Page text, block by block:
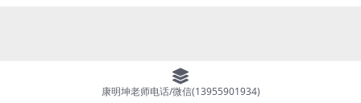
康明坤老师电话/微信(13955901934)